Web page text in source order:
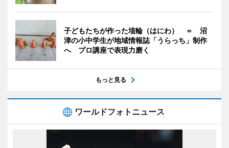
子どもたちが作った埴輪（はにわ） ＝ 沼
津の小中学生が地域情報誌「うらっち」制作
へ プロ講座で表現力磨く
もっと見る
ワールドフォトニュース